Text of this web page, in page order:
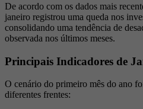
De acordo com os dados mais
janeiro registrou uma queda nos
consolidando uma tendência de
observada nos últimos meses.
Principais Indicadores de
O cenário do primeiro mês do ano
diferentes frentes: